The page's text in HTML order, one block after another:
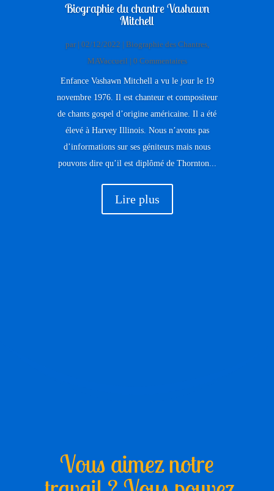
Biographie du chantre Vashawn
Mitchell
par | 02/12/2022 | Biographie des Chantres,
MAVaccueil | 0 Commentaires
Enfance Vashawn Mitchell a vu le jour le 19
novembre 1976. Il est chanteur et compositeur
de chants gospel d’origine américaine. Il a été
élevé à Harvey Illinois. Nous n’avons pas
d’informations sur ses géniteurs mais nous
pouvons dire qu’il est diplômé de Thornton...
Lire plus
Vous aimez notre